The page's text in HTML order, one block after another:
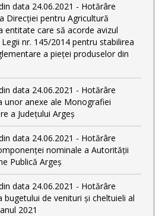
data 24.06.2021 - Hotărâre
Direcției pentru Agricultură
entitate care să acorde avizul
nr. 145/2014 pentru stabilirea
a pieței produselor din
data 24.06.2021 - Hotărâre
unor anexe ale Monografiei
a Județului Argeș
data 24.06.2021 - Hotărâre
nominale a Autorității
Publică Argeș
data 24.06.2021 - Hotărâre
bugetului de venituri și cheltuieli al
2021